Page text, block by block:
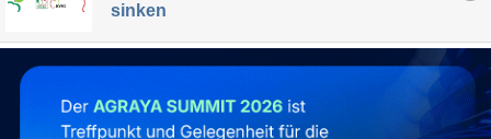
sinken